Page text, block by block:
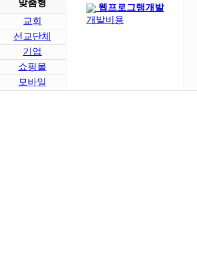
맞춤형
교회
선교단체
기업
쇼핑몰
모바일
웹프로그램개발
개발비용